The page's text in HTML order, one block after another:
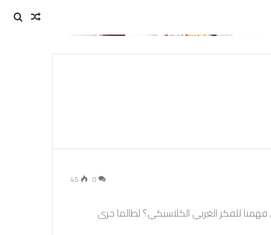
مقال
0
45
للفكر الغربي الكلاسيكي؟ لطالما جرى